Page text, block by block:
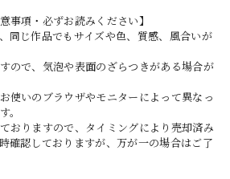
事項・必ずお読みください】
同じ作品でもサイズや色、質感、風合いが
ので、気泡や表面のざらつきがある場合が
使いのブラウザやモニターによって異なっ
。
おりますので、タイミングにより売却済み
確認しておりますが、万が一の場合はご了